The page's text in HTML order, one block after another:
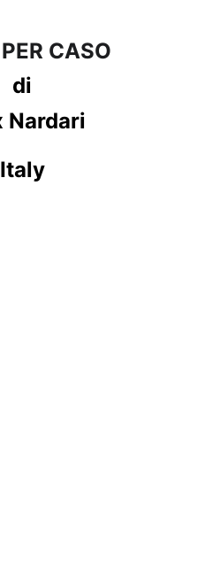
CASO
di
Nardari
Italy